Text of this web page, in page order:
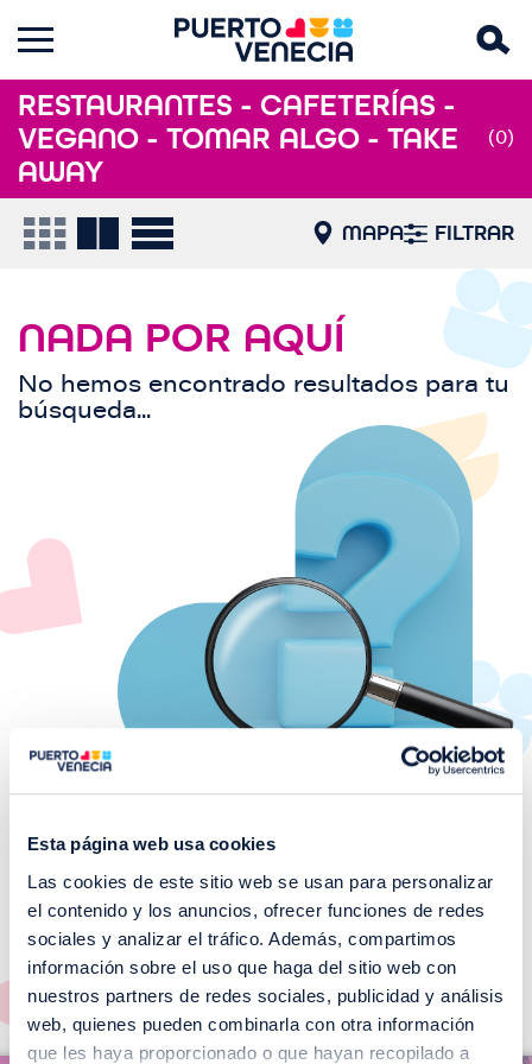
Esta página web usa cookies
Las cookies de este sitio web se usan para personalizar
el contenido y los anuncios, ofrecer funciones de redes
sociales y analizar el tráfico. Además, compartimos
información sobre el uso que haga del sitio web con
nuestros partners de redes sociales, publicidad y análisis
web, quienes pueden combinarla con otra información
que les haya proporcionado o que hayan recopilado a
RESTAURANTES - CAFETERÍAS -
VEGANO - TOMAR ALGO - TAKE
AWAY
(0)
MAPA FILTRAR
NADA POR AQUÍ
No hemos encontrado resultados para tu
búsqueda...
¡No te pierdas nuestros
EVENTOS!
Ver todos >